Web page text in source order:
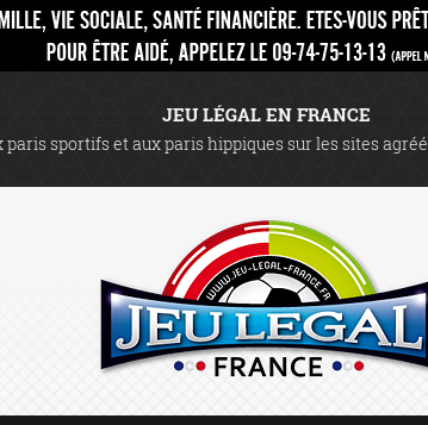
JEU LÉGAL EN FRANCE
sportifs et aux paris hippiques sur les sites